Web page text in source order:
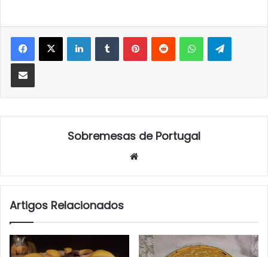
LinkedInTumblrPinterestReddit WhatsApp
Partilhar Via Email
Sobremesas de Portugal
Artigos Relacionados